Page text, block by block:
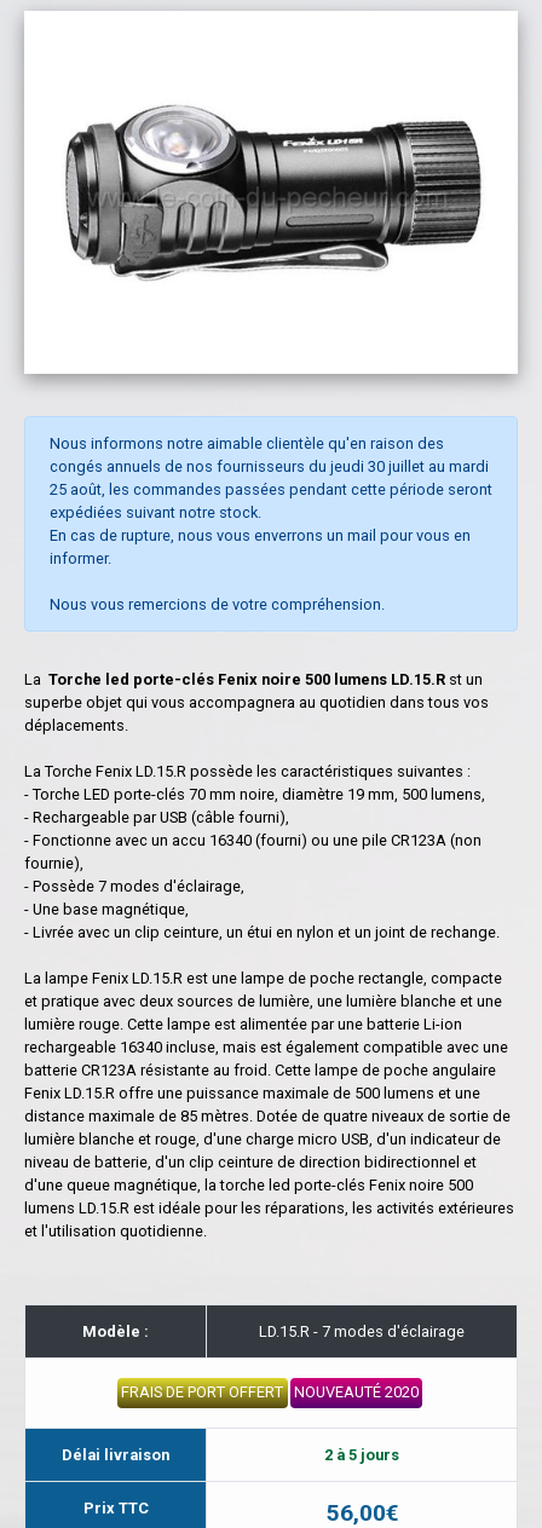
Nous informons notre aimable clientèle qu'en raison des
congés annuels de nos fournisseurs du jeudi 30 juillet au mardi
25 août, les commandes passées pendant cette période seront
expédiées suivant notre stock.
En cas de rupture, nous vous enverrons un mail pour vous en
informer.
Nous vous remercions de votre compréhension.
La Torche led porte-clés Fenix noire 500 lumens LD.15.R st un
superbe objet qui vous accompagnera au quotidien dans tous vos
déplacements.
La Torche Fenix LD.15.R possède les caractéristiques suivantes :
- Torche LED porte-clés 70 mm noire, diamètre 19 mm, 500 lumens,
- Rechargeable par USB (câble fourni),
- Fonctionne avec un accu 16340 (fourni) ou une pile CR123A (non
fournie),
- Possède 7 modes d'éclairage,
- Une base magnétique,
- Livrée avec un clip ceinture, un étui en nylon et un joint de rechange.
La lampe Fenix ​​LD.15.R est une lampe de poche rectangle, compacte
et pratique avec deux sources de lumière, une lumière blanche et une
lumière rouge. Cette lampe est alimentée par une batterie Li-ion
rechargeable 16340 incluse, mais est également compatible avec une
batterie CR123A résistante au froid. Cette lampe de poche angulaire
Fenix ​​LD.15.R offre une puissance maximale de 500 lumens et une
distance maximale de 85 mètres. Dotée de quatre niveaux de sortie de
lumière blanche et rouge, d'une charge micro USB, d'un indicateur de
niveau de batterie, d'un clip ceinture de direction bidirectionnel et
d'une queue magnétique, la torche led porte-clés Fenix noire 500
lumens LD.15.R est idéale pour les réparations, les activités extérieures
et l'utilisation quotidienne.
Modèle : LD.15.R - 7 modes d'éclairage
FRAIS DE PORT OFFERT NOUVEAUTÉ 2020
Délai livraison 2 à 5 jours
Prix TTC 56,00€